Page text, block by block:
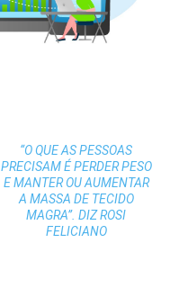
“O QUE AS PESSOAS
PRECISAM É PERDER PESO
E MANTER OU AUMENTAR
A MASSA DE TECIDO
MAGRA”. DIZ ROSI
FELICIANO